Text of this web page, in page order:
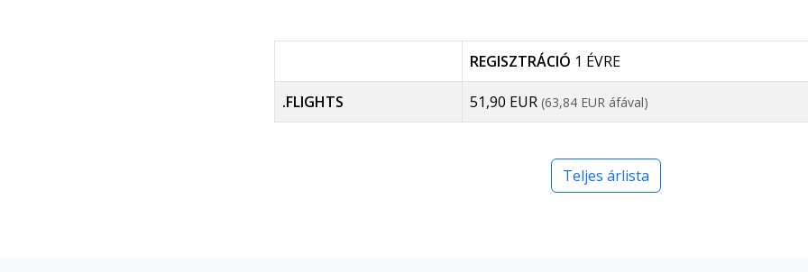
REGISZTRÁCIÓ 1 ÉVRE
.FLIGHTS 51,90 EUR (63,84 EUR áfával)
Teljes árlista